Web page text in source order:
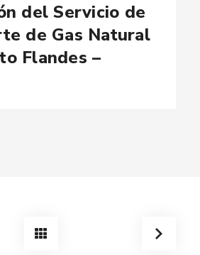
del Servicio de
de Gas Natural
Flandes –